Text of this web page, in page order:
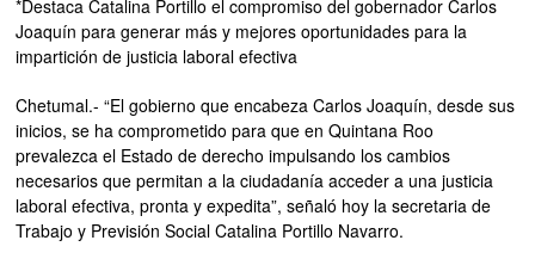
*Destaca Catalina Portillo el compromiso del gobernador Carlos
Joaquín para generar más y mejores oportunidades para la
impartición de justicia laboral efectiva
Chetumal.- “El gobierno que encabeza Carlos Joaquín, desde sus
inicios, se ha comprometido para que en Quintana Roo
prevalezca el Estado de derecho impulsando los cambios
necesarios que permitan a la ciudadanía acceder a una justicia
laboral efectiva, pronta y expedita”, señaló hoy la secretaria de
Trabajo y Previsión Social Catalina Portillo Navarro.